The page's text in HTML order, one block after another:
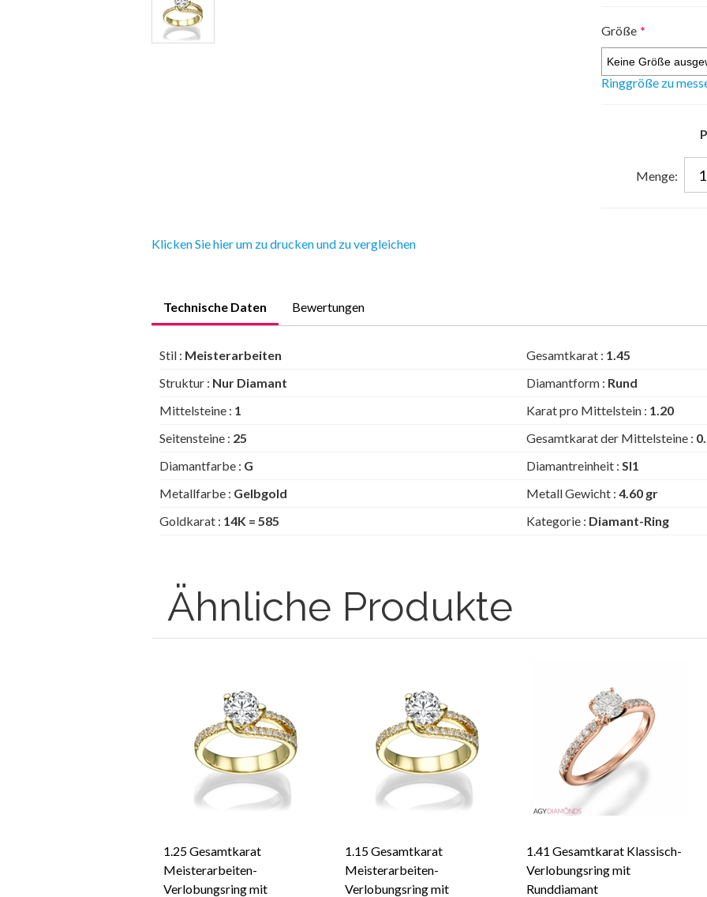
Größe *
Ringgröße zu
Menge:
Klicken Sie hier um zu drucken und zu vergleichen
Technische Daten Bewertungen
Stil : Meisterarbeiten Gesamtkarat : 1.45
Struktur : Nur Diamant Diamantform : Rund
Mittelsteine : 1 Karat pro Mittelstein : 1.20
Seitensteine : 25 Gesamtkarat der Mittelsteine :
Diamantfarbe : G Diamantreinheit : SI1
Metallfarbe : Gelbgold Metall Gewicht : 4.60 gr
Goldkarat : 14K = 585 Kategorie : Diamant-Ring
Ähnliche Produkte
1.25 Gesamtkarat
Meisterarbeiten-
Verlobungsring mit
1.15 Gesamtkarat
Meisterarbeiten-
Verlobungsring mit
1.41 Gesamtkarat Klassisch-
Verlobungsring mit
Runddiamant